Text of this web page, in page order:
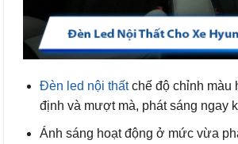
Đèn led nội thấtchế độ chỉnh màu
định và mượt mà, phát sáng ngay
Ánh sáng hoạt động ở mức vừa